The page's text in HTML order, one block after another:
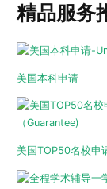
精品服务
美国本科申请
美国TOP50名校申